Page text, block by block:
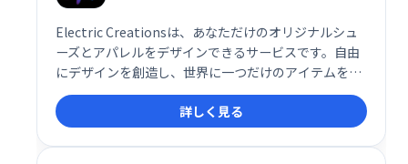
Electric Creationsは、あなただけのオリジナルシュ
ーズとアパレルをデザインできるサービスです。自由
にデザインを創造し、世界に一つだけのアイテムを手
に入れましょう。自分らしいスタイルを表現する、最
高の方法です。
詳しく見る